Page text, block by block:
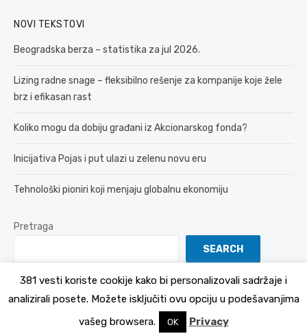
NOVI TEKSTOVI
Beogradska berza – statistika za jul 2026.
Lizing radne snage – fleksibilno rešenje za kompanije koje žele
brz i efikasan rast
Koliko mogu da dobiju građani iz Akcionarskog fonda?
Inicijativa Pojas i put ulazi u zelenu novu eru
Tehnološki pioniri koji menjaju globalnu ekonomiju
Pretraga
SEARCH
Politika Privatnosti
381 vesti koriste cookije kako bi personalizovali sadržaje i
analizirali posete. Možete isključiti ovu opciju u podešavanjima
vašeg browsera.
OK Privacy